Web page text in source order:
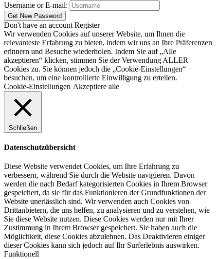
Username or E-mail:
Don't have an account Register
Wir verwenden Cookies auf unserer Website, um Ihnen die
relevanteste Erfahrung zu bieten, indem wir uns an Ihre Präferenzen
erinnern und Besuche wiederholen. Indem Sie auf „Alle
akzeptieren“ klicken, stimmen Sie der Verwendung ALLER
Cookies zu. Sie können jedoch die „Cookie-Einstellungen“
besuchen, um eine kontrollierte Einwilligung zu erteilen.
Cookie-Einstellungen Akzeptiere alle
Schließen
Datenschutzübersicht
Diese Website verwendet Cookies, um Ihre Erfahrung zu
verbessern, während Sie durch die Website navigieren. Davon
werden die nach Bedarf kategorisierten Cookies in Ihrem Browser
gespeichert, da sie für das Funktionieren der Grundfunktionen der
Website unerlässlich sind. Wir verwenden auch Cookies von
Drittanbietern, die uns helfen, zu analysieren und zu verstehen, wie
Sie diese Website nutzen. Diese Cookies werden nur mit Ihrer
Zustimmung in Ihrem Browser gespeichert. Sie haben auch die
Möglichkeit, diese Cookies abzulehnen. Das Deaktivieren einiger
dieser Cookies kann sich jedoch auf Ihr Surferlebnis auswirken.
Funktionell